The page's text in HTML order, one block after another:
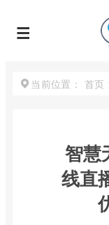
当前位置： 首页
智慧
线直